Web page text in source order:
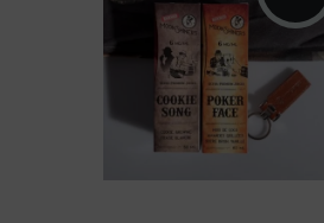
Pack incluant 1 Cookie
Song et 1 Poker Face
60ml Moonshiners
avec 1 Totebag et 1
Porte-clés.